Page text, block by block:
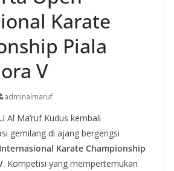
Karate
Piala
V
adminalmaruf
Al Ma’ruf Kudus kembali
gemilang di ajang bergengsi
Karate Championship
. Kompetisi yang mempertemukan